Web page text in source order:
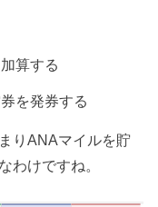
算する
を発券する
りANAマイルを貯
わけですね。